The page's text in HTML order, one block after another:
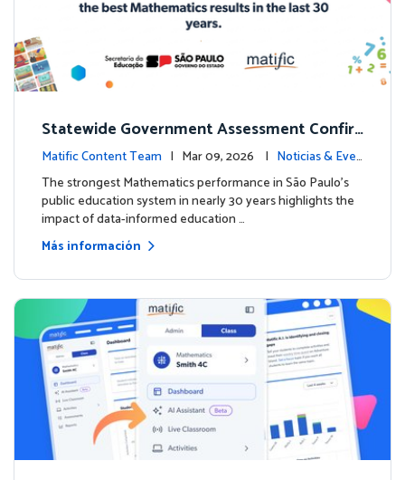
Statewide Government Assessment Confir
ms: Greater Matific Usage Linked to Higher
Math Achievement
Matific Content Team | Mar 09, 2026 | Noticias & Even
tos
The strongest Mathematics performance in São Paulo’s
public education system in nearly 30 years highlights the
impact of data-informed education …
Más información